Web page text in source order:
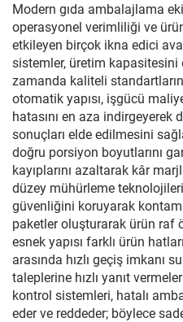
Modern gıda ambalajlama
operasyonel verimliliği ve
etkileyen birçok ikna edici
sistemler, üretim kapasitesini
zamanda kaliteli standartların
otomatik yapısı, işgücü
hatasını en aza
sonuçları elde edilmesini
doğru porsiyon boyutlarını
kayıplarını azaltarak kâr
düzey mühürleme
güvenliğini koruyarak
paketler oluşturarak ürün raf
esnek yapısı farklı ürün
arasında hızlı geçiş imkanı
taleplerine hızlı yanıt
kontrol sistemleri, hatalı
eder ve reddeder; böylece